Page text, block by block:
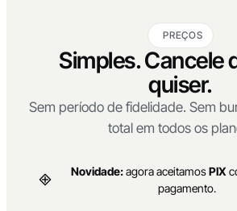
PREÇOS
Simples. Cancele
quiser.
Sem período de fidelidade. Sem
total em todos os
Novidade:agora aceitamosPIX
pagamento.